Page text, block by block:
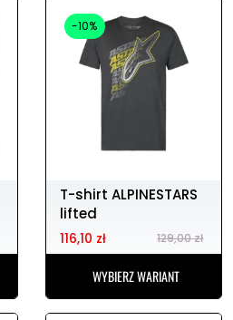
-10%
T-shirt ALPINESTARS
lifted
116,10 zł 129,00 zł
WYBIERZ WARIANT